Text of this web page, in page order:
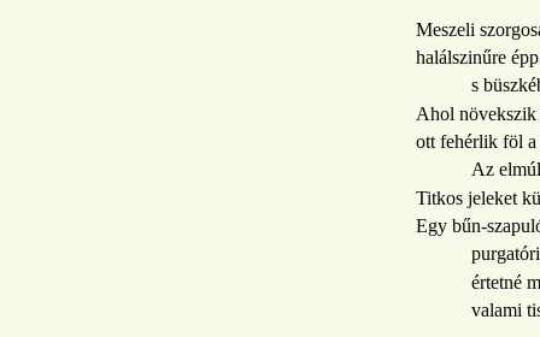
Meszeli
halálszinűre
s
Ahol növekszik
ott fehérlik föl a
Az
Titkos jeleket
Egy bűn-
értetné
valami